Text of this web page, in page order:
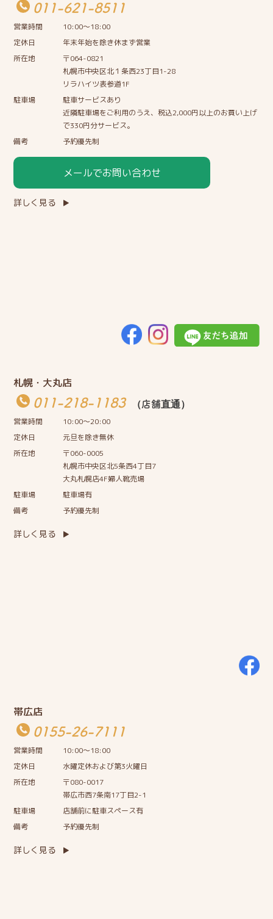
011-621-8511
営業時間
10:00〜18:00
定休日
年末年始を除き休まず営業
所在地
〒064-0821
札幌市中央区北１条西23丁目1-28
リラハイツ表参道1F
駐車場
駐車サービスあり
近隣駐車場をご利用のうえ、税込2,000円以上のお買い上げ
で330円分サービス。
備考
予約優先制
メールでお問い合わせ
詳しく見る
札幌・大丸店
011-218-1183
（店舗直通）
営業時間
10:00〜20:00
定休日
元旦を除き無休
所在地
〒060-0005
札幌市中央区北5条西4丁目7
大丸札幌店4F婦人靴売場
駐車場
駐車場有
備考
予約優先制
詳しく見る
帯広店
0155-26-7111
営業時間
10:00〜18:00
定休日
水曜定休および第3火曜日
所在地
〒080-0017
帯広市西7条南17丁目2-1
駐車場
店舗前に駐車スペース有
備考
予約優先制
詳しく見る